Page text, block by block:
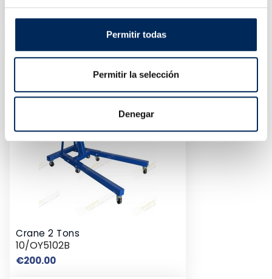
Permitir todas
Permitir la selección
Denegar
10/T83508
€145.00Price
Crane 2 Tons
10/OY5102B
€200.00Price